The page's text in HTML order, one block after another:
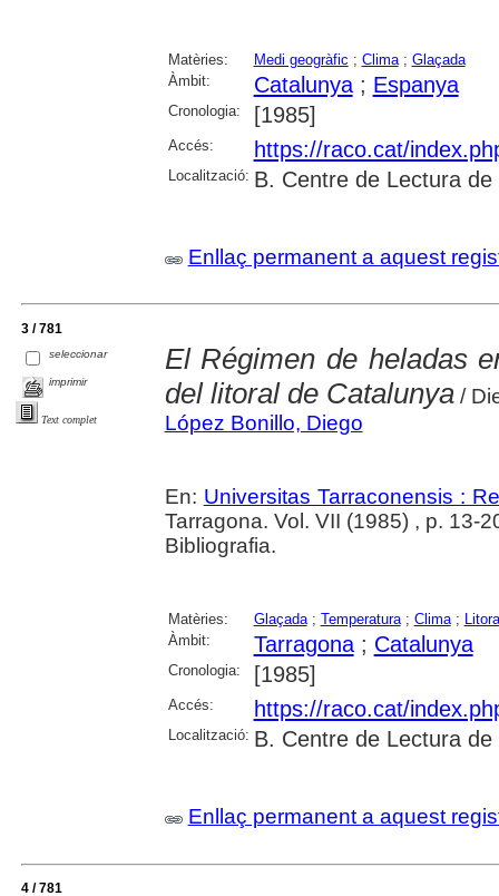
Matèries: Medi geogràfic ; Clima; Glaçada
Àmbit:
Catalunya; Espanya
Cronologia: [1985]
Accés: https://raco.cat/
Localització: B. Centre de Lectura
Enllaç permanent a aquest
3 / 781
seleccionar
imprimir
Text complet
El Régimen de heladas
del litoral de Catalunya/
López Bonillo, Diego
En: Universitas Tarraconensis :
Tarragona. Vol. VII (1985) , p. 13-
Bibliografia.
Matèries: Glaçada; Temperatura; Clima;
Àmbit:
Tarragona; Catalunya
Cronologia: [1985]
Accés: https://raco.cat/
Localització: B. Centre de Lectura
Enllaç permanent a aquest
4 / 781